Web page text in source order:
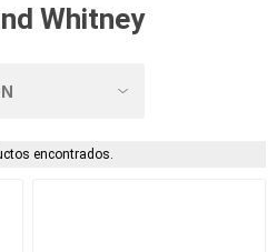
Whitney
encontrados.